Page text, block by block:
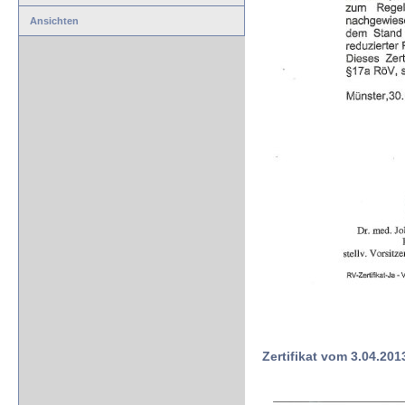
Ansichten
Zertifikat vom